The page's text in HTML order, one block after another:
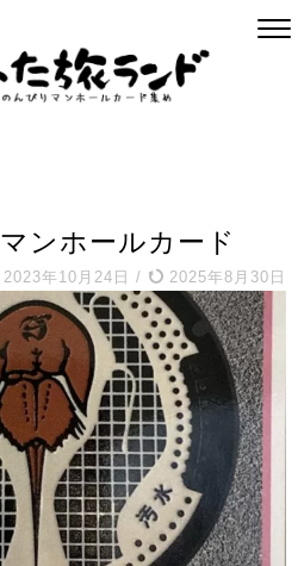
ンホールカード
2023年10月24日 / 2025年8月30日